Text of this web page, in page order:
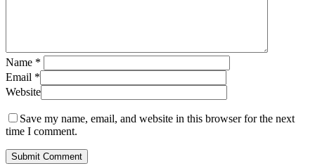
Name *
Email *
Website
Save my name, email, and website in this browser for the next
time I comment.